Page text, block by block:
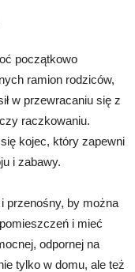
początkowo
ramion rodziców,
w przewracaniu się z
raczkowaniu.
kojec, który zapewni
i zabawy.
przenośny, by można
i mieć
odpornej na
tylko w domu, ale też